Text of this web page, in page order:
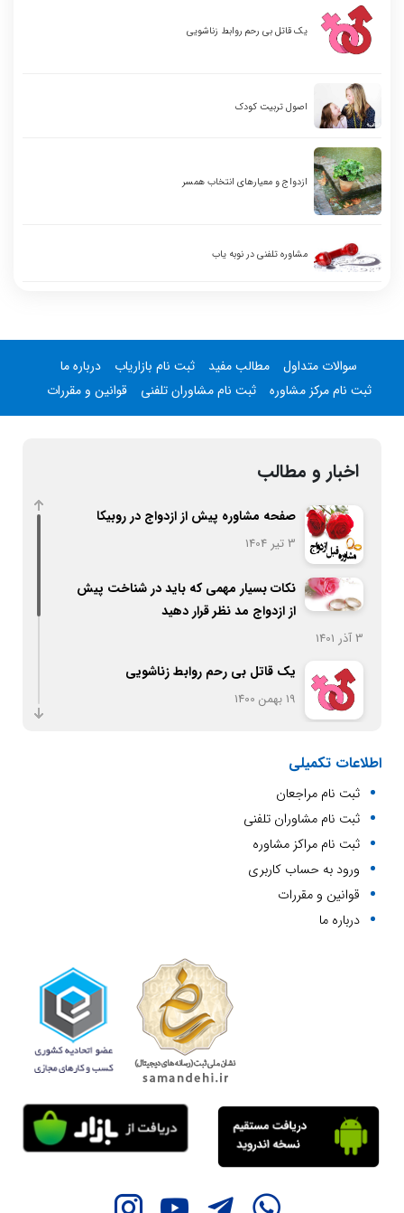
یک قاتل بی رحم روابط زناشویی
اصول تربیت کودک
ازدواج و معیارهای انتخاب همسر
مشاوره تلفنی در نوبه یاب
سوالات متداول مطالب مفید ثبت نام بازاریاب
درباره ما
ثبت نام مرکز مشاوره
ثبت نام مشاوران تلفنی قوانین و مقررات
اخبار و مطالب
صفحه مشاوره پیش از ازدواج در روبیکا
3 تیر 1404
نکات بسیار مهمی که باید در شناخت پیش
از ازدواج مد نظر قرار دهید
3 آذر 1401
یک قاتل بی رحم روابط زناشویی
19 بهمن 1400
20 بهمن 1400
ازدواج و معیارهای انتخاب همسر
20 بهمن 1400
مشاوره تلفنی در نوبه یاب
19 بهمن 1400
اطلاعات تکمیلی
ثبت نام مراجعان
ثبت نام مشاوران تلفنی
ثبت نام مراکز مشاوره
ورود به حساب کاربری
قوانین و مقررات
درباره ما